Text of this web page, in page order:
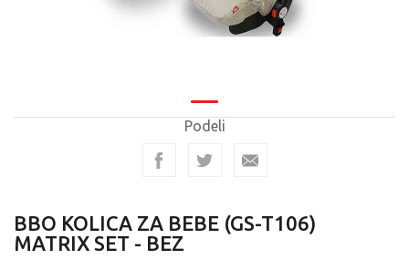
Podeli
BBO KOLICA ZA BEBE (GS-T106)
MATRIX SET - BEZ